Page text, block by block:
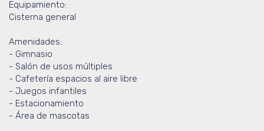
Equipamiento:
Cisterna general
Amenidades:
- Gimnasio
- Salón de usos múltiples
- Cafetería espacios al aire libre
- Juegos infantiles
- Estacionamiento
- Área de mascotas